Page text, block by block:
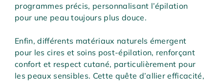
programmes précis, personnalisant l’épilation
pour une peau toujours plus douce.
Enfin, différents matériaux naturels émergent
pour les cires et soins post-épilation, renforçant
confort et respect cutané, particulièrement pour
les peaux sensibles. Cette quête d’allier efficacité,